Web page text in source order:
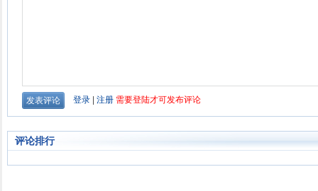
评论排行